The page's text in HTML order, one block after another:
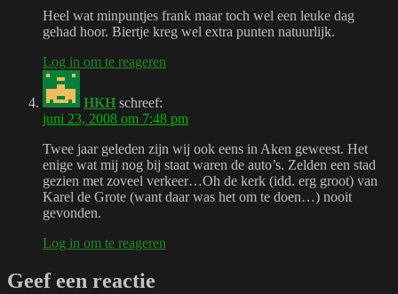
Heel wat minpuntjes frank maar toch wel een leuke dag
gehad hoor. Biertje kreg wel extra punten natuurlijk.
Log in om te reageren
HKH schreef:
juni 23, 2008 om 7:48 pm
Twee jaar geleden zijn wij ook eens in Aken geweest. Het
enige wat mij nog bij staat waren de auto’s. Zelden een stad
gezien met zoveel verkeer…Oh de kerk (idd. erg groot) van
Karel de Grote (want daar was het om te doen…) nooit
gevonden.
Log in om te reageren
Geef een reactie